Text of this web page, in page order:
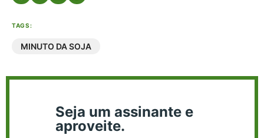
TAGS:
MINUTO DA SOJA
Seja um assinante e
aproveite.